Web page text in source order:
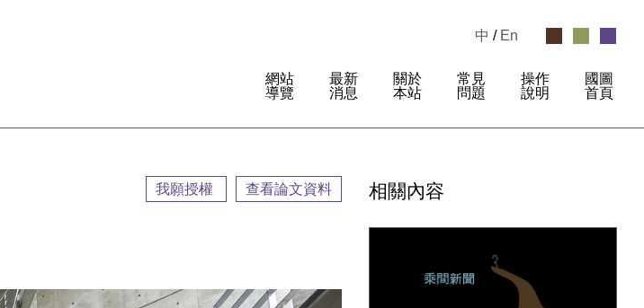
網站
導覽
最新
消息
關於
本站
常見
問題
操作
說明
國圖
首頁
中 / En
我願授權 查看論文資料 相關內容